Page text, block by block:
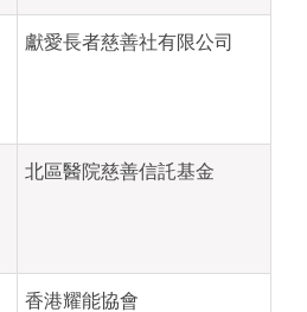
獻愛長者慈善社有限公司
北區醫院慈善信託基金
香港耀能協會